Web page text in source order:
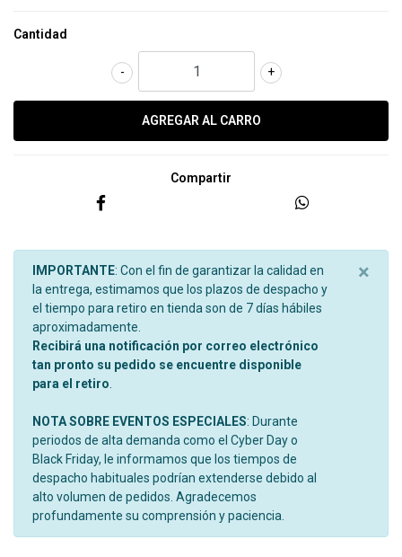
Cantidad
+
-
Compartir
IMPORTANTE: Con el fin de garantizar la calidad en
la entrega, estimamos que los plazos de despacho y
el tiempo para retiro en tienda son de 7 días hábiles
aproximadamente.
Recibirá una notificación por correo electrónico
tan pronto su pedido se encuentre disponible
para el retiro
NOTA SOBRE EVENTOS ESPECIALES: Durante
periodos de alta demanda como el Cyber Day o
Black Friday, le informamos que los tiempos de
despacho habituales podrían extenderse debido al
alto volumen de pedidos. Agradecemos
profundamente su comprensión y paciencia.
×